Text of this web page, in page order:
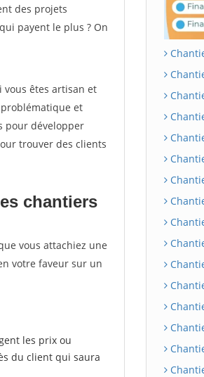
des projets
payent le plus ? On
vous êtes artisan et
et
pour développer
trouver des clients
chantiers
vous attachiez une
votre faveur sur un
les prix ou
du client qui saura